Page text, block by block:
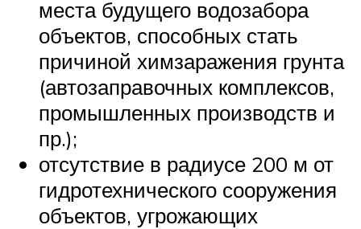
места будущего водозабора
объектов, способных стать
причиной химзаражения грунта
(автозаправочных комплексов,
промышленных производств и
пр.);
отсутствие в радиусе 200 м от
гидротехнического сооружения
объектов, угрожающих